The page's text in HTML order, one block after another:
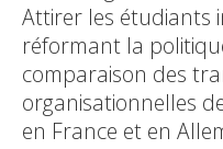
Attirer les étudiants
réformant la
comparaison des
organisationnelles
en France et en